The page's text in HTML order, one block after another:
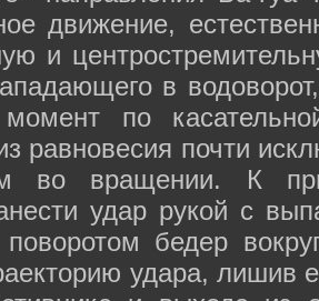
движение,
и
в
по
равновесия почти
во вращении. К
удар рукой с
поворотом бедер
удара, лишив